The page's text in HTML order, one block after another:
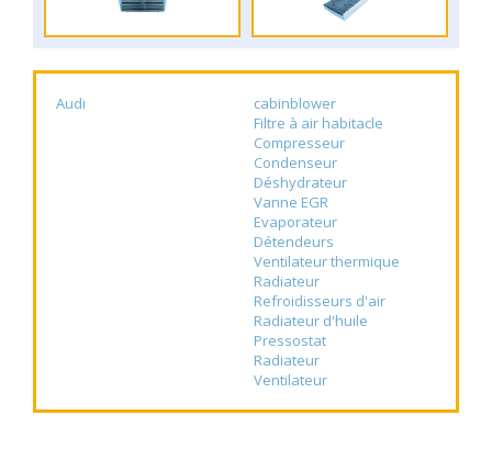
Audi
cabinblower
Filtre à air habitacle
Compresseur
Condenseur
Déshydrateur
Vanne EGR
Evaporateur
Détendeurs
Ventilateur thermique
Radiateur
Refroidisseurs d'air
Radiateur d'huile
Pressostat
Radiateur
Ventilateur